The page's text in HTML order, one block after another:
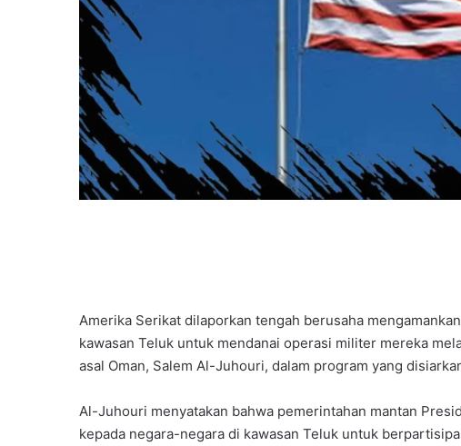
Amerika Serikat dilaporkan tengah berusaha
kawasan Teluk untuk mendanai operasi militer mereka
asal Oman, Salem Al-Juhouri, dalam program yang
Al-Juhouri menyatakan bahwa pemerintahan mantan
kepada negara-negara di kawasan Teluk untuk